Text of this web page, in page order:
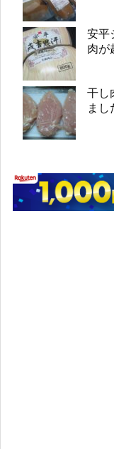
安平
肉が
干し
まし